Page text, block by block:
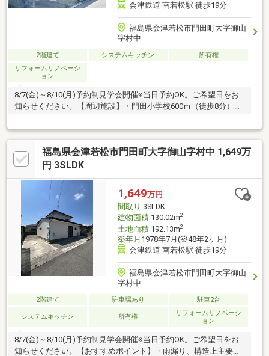
会津鉄道 南若松駅 徒歩19分
福島県会津若松市門田町大字御山
字村中
2階建て システムキッチン
所有権
リフォームリノベーシ
ョン
8/7(金)～8/10(月)予約制見学会開催※当日予約OK。ご希望日をお
知らせください。【周辺施設】・門田小学校600ｍ（徒歩8分）・
福島県会津若松市門田町大字御山字村中 1,649万
円 3SLDK
1,649万円
間取り 3SLDK
建物面積130.02m2
土地面積192.13m2
築年月 1978年7月(築48年2ヶ月)
会津鉄道 南若松駅 徒歩19分
福島県会津若松市門田町大字御山
字村中
2階建て 駐車場あり 駐車2台
システムキッチン 所有権
リフォームリノベーシ
ョン
8/7(金)～8/10(月)予約制見学会開催※当日予約OK。ご希望日をお
知らせください。【おすすめポイント】・雨漏り、構造上主要な